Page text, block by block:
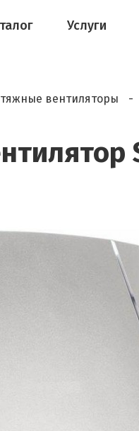
Услуги
вентиляторы